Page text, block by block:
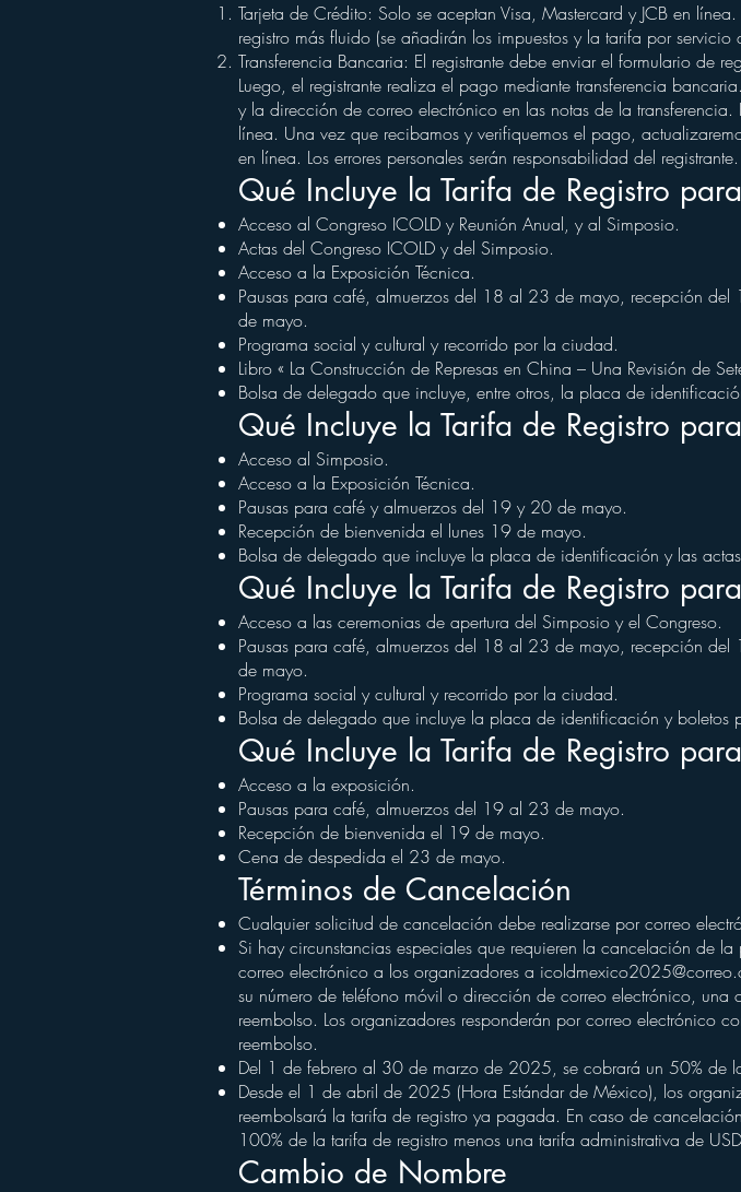
Tarjeta de Crédito: Solo se aceptan Visa, Mastercard y JCB en
registro más fluido (se añadirán los impuestos y la tarifa por
Transferencia Bancaria: El registrante debe enviar el formulario de
Luego, el registrante realiza el pago mediante transferencia
y la dirección de correo electrónico en las notas de la
línea. Una vez que recibamos y verifiquemos el pago,
en línea. Los errores personales serán responsabilidad del
Qué Incluye la Tarifa de Registro
Acceso al Congreso ICOLD y Reunión Anual, y al Simposio.
Actas del Congreso ICOLD y del Simposio.
Acceso a la Exposición Técnica.
Pausas para café, almuerzos del 18 al 23 de mayo, recepción
de mayo.
Programa social y cultural y recorrido por la ciudad.
Libro « La Construcción de Represas en China – Una Revisión de
Bolsa de delegado que incluye, entre otros, la placa de
Qué Incluye la Tarifa de Registro
Acceso al Simposio.
Acceso a la Exposición Técnica.
Pausas para café y almuerzos del 19 y 20 de mayo.
Recepción de bienvenida el lunes 19 de mayo.
Bolsa de delegado que incluye la placa de identificación y las
Qué Incluye la Tarifa de Registro
Acceso a las ceremonias de apertura del Simposio y el Congreso.
Pausas para café, almuerzos del 18 al 23 de mayo, recepción
de mayo.
Programa social y cultural y recorrido por la ciudad.
Bolsa de delegado que incluye la placa de identificación y boletos
Qué Incluye la Tarifa de Registro
Acceso a la exposición.
Pausas para café, almuerzos del 19 al 23 de mayo.
Recepción de bienvenida el 19 de mayo.
Cena de despedida el 23 de mayo.
Términos de Cancelación
Cualquier solicitud de cancelación debe realizarse por correo
Si hay circunstancias especiales que requieren la cancelación de
correo electrónico a los organizadores a
su número de teléfono móvil o dirección de correo electrónico,
reembolso. Los organizadores responderán por correo
reembolso.
Del 1 de febrero al 30 de marzo de 2025, se cobrará un 50% de
Desde el 1 de abril de 2025 (Hora Estándar de México), los
reembolsará la tarifa de registro ya pagada. En caso de
100% de la tarifa de registro menos una tarifa administrativa de
Cambio de Nombre